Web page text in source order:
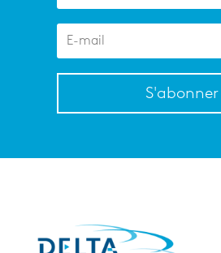
S'abonner